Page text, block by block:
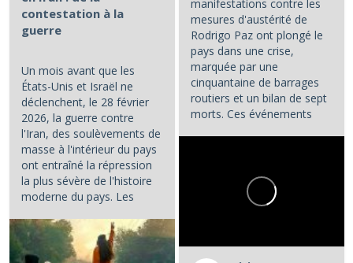
manifestations contre les
mesures d'austérité de
Rodrigo Paz ont plongé le
pays dans une crise,
marquée par une
cinquantaine de barrages
routiers et un bilan de sept
morts. Ces événements
contestation à la
guerre
Un mois avant que les
États-Unis et Israël ne
déclenchent, le 28 février
2026, la guerre contre
l'Iran, des soulèvements de
masse à l'intérieur du pays
ont entraîné la répression
la plus sévère de l'histoire
moderne du pays. Les